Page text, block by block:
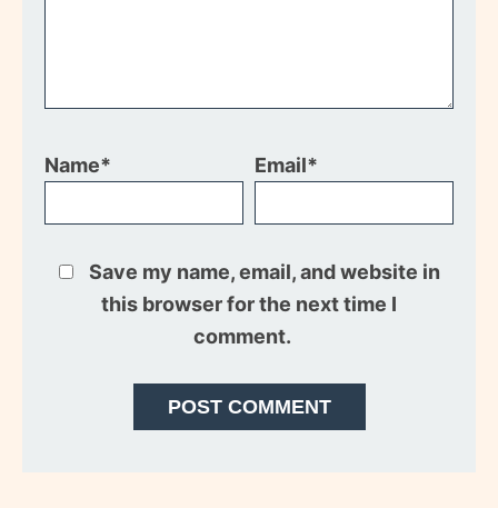
Name* Email*
Save my name, email, and website in
this browser for the next time I
comment.